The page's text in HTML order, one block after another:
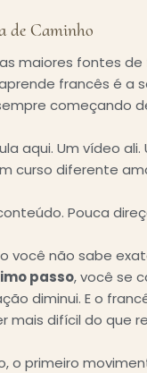
de Caminho
maiores fontes
francês é a
começando
aqui. Um vídeo
curso diferente
Pouca
você não sabe
passo, você se
diminui. E o
mais difícil do que
o primeiro